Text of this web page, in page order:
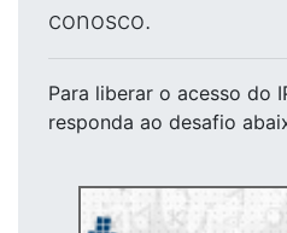
conosco.
Para liberar o acesso do
responda ao desafio